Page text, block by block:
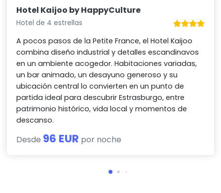
Hotel Kaijoo by HappyCulture
Hotel de 4 estrellas
A pocos pasos de la Petite France, el Hotel Kaijoo
combina diseño industrial y detalles escandinavos
en un ambiente acogedor. Habitaciones variadas,
un bar animado, un desayuno generoso y su
ubicación central lo convierten en un punto de
partida ideal para descubrir Estrasburgo, entre
patrimonio histórico, vida local y momentos de
descanso.
Desde 96 EUR por noche